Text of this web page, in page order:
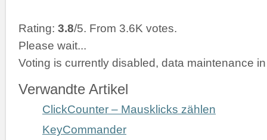
Rating: 3.8/5. From 3.6K votes.
Please wait...
Voting is currently disabled, data maintenance
Verwandte Artikel
ClickCounter – Mausklicks zählen
KeyCommander